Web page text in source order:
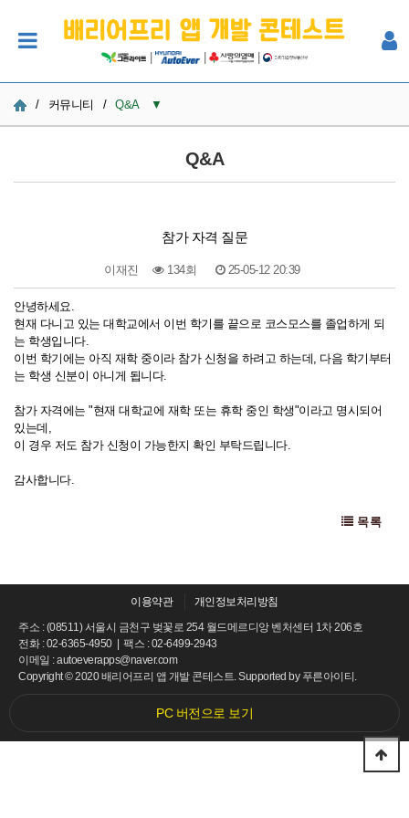
| | |
/ 커뮤니티 / Q&A ▼
사진
Q&A
참가 자격 질문
이재진 134회 25-05-12 20:39
본문
안녕하세요.
현재 다니고 있는 대학교에서 이번 학기를 끝으로 코스모스를 졸업하게 되
는 학생입니다.
이번 학기에는 아직 재학 중이라 참가 신청을 하려고 하는데, 다음 학기부터
는 학생 신분이 아니게 됩니다.
참가 자격에는 "현재 대학교에 재학 또는 휴학 중인 학생"이라고 명시되어
있는데,
이 경우 저도 참가 신청이 가능한지 확인 부탁드립니다.
감사합니다.
목록
이용약관
개인정보처리방침
주소 : (08511) 서울시 금천구 벚꽃로 254 월드메르디앙 벤처센터 1차 206호
전화 : 02-6365-4950 | 팩스 : 02-6499-2943
이메일 : autoeverapps@naver.com
Copyright © 2020 배리어프리 앱 개발 콘테스트. Supported by 푸른아이티.
PC 버전으로 보기